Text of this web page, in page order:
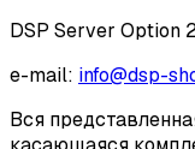
DSP Server Option
e-mail: info@dsp-
Вся